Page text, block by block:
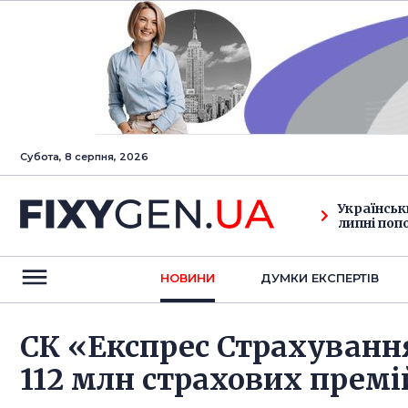
Субота, 8 серпня, 2026
липні
НОВИНИ ДУМКИ ЕКСПЕРТIВ
СК «Експрес
112 млн страхових